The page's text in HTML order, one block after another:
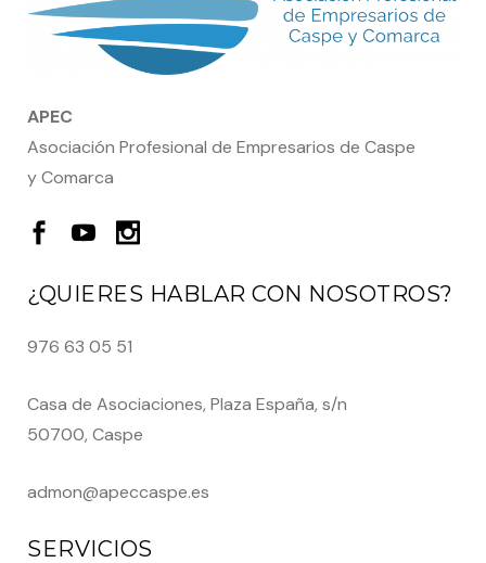
APEC
Asociación Profesional de Empresarios de Caspe
y Comarca
¿QUIERES HABLAR CON NOSOTROS?
976 63 05 51
Casa de Asociaciones, Plaza España, s/n
50700, Caspe
admon@apeccaspe.es
SERVICIOS